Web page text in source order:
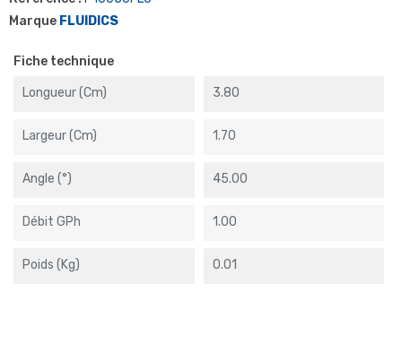
Marque FLUIDICS
Fiche technique
Longueur (cm) 3.80
Largeur (cm) 1.70
Angle (°) 45.00
Débit GPh 1.00
Poids (kg) 0.01